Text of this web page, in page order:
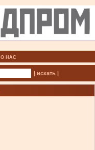
О НАС
| искать |